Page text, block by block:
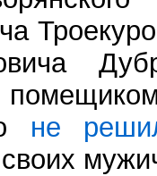
не